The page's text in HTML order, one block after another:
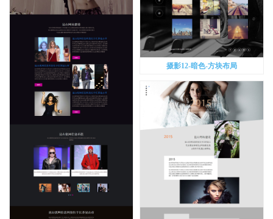
摄影12-暗色-方块布局